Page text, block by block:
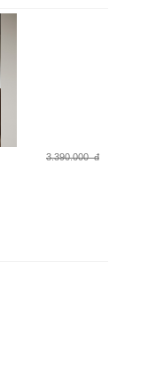
3.390.000 đ